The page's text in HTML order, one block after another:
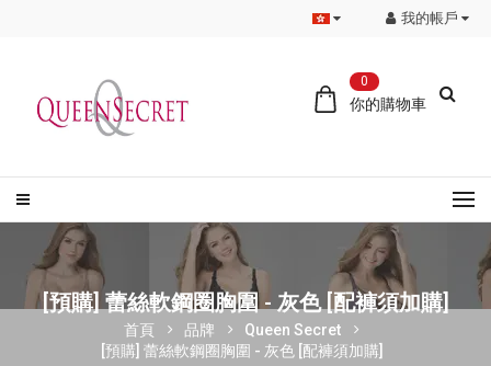
我的帳戶
你的購物車
0
[預購] 蕾絲軟鋼圈胸圍 - 灰色 [配褲須加購]
首頁 品牌
Queen Secret
[預購] 蕾絲軟鋼圈胸圍 - 灰色 [配褲須加購]